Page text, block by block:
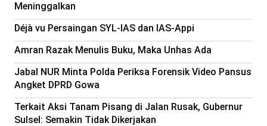
Meninggalkan
Déjà vu Persaingan SYL-IAS dan IAS-Appi
Amran Razak Menulis Buku, Maka Unhas Ada
Jabal NUR Minta Polda Periksa Forensik Video Pansus
Angket DPRD Gowa
Terkait Aksi Tanam Pisang di Jalan Rusak, Gubernur
Sulsel: Semakin Tidak Dikerjakan